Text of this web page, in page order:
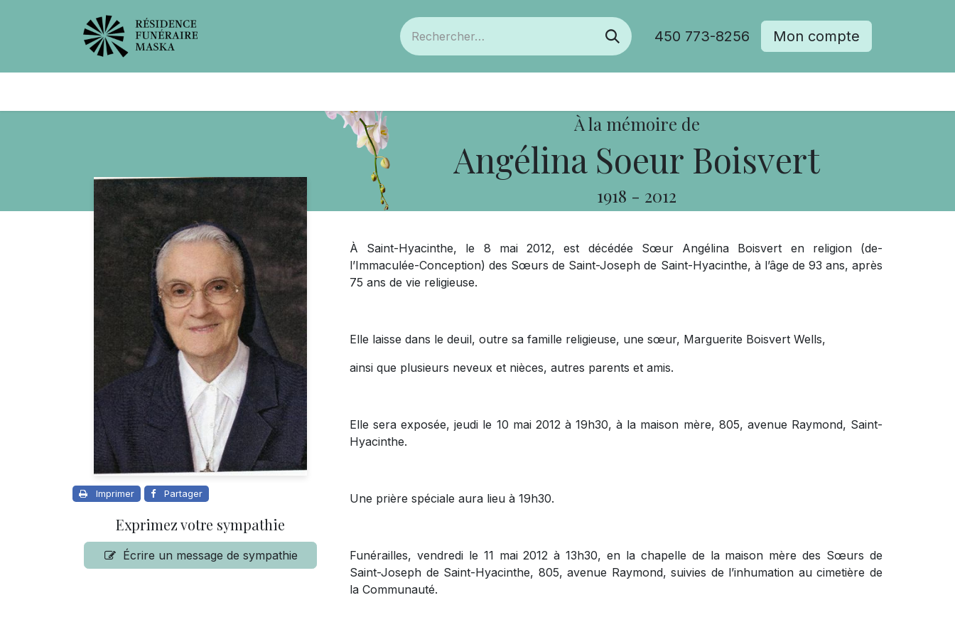
450 773-8256 Mon compte
À la mémoire de
Angélina Soeur Boisvert
1918 - 2012
Imprimer Partager
Exprimez votre sympathie
Écrire un message de sympathie
À Saint-Hyacinthe, le 8 mai 2012, est décédée Sœur Angélina Boisvert en religion (de-
l’Immaculée-Conception) des Sœurs de Saint-Joseph de Saint-Hyacinthe, à l’âge de 93 ans, après
75 ans de vie religieuse.
Elle laisse dans le deuil, outre sa famille religieuse, une sœur, Marguerite Boisvert Wells,
ainsi que plusieurs neveux et nièces, autres parents et amis.
Elle sera exposée, jeudi le 10 mai 2012 à 19h30, à la maison mère, 805, avenue Raymond, Saint-
Hyacinthe.
Une prière spéciale aura lieu à 19h30.
Funérailles, vendredi le 11 mai 2012 à 13h30, en la chapelle de la maison mère des Sœurs de
Saint-Joseph de Saint-Hyacinthe, 805, avenue Raymond, suivies de l’inhumation au cimetière de
la Communauté.